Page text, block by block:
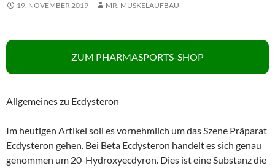
19. NOVEMBER 2019 MR. MUSKELAUFBAU
ZUM PHARMASPORTS-SHOP
Allgemeines zu Ecdysteron
Im heutigen Artikel soll es vornehmlich um das Szene Präparat
Ecdysteron gehen. Bei Beta Ecdysteron handelt es sich genau
genommen um 20-Hydroxyecdyron. Dies ist eine Substanz die